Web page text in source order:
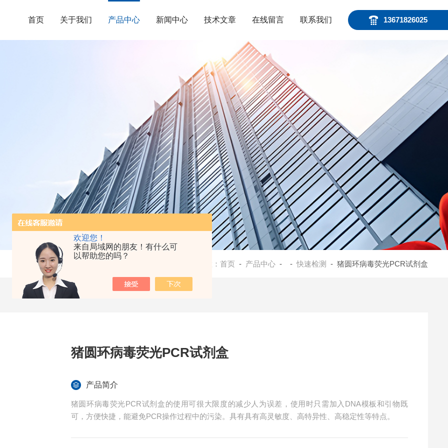
欢迎您！
来自局域网的朋友！有什么可
以帮助您的吗？
13671826025
首页 关于我们 产品中心 新闻中心 技术文章 在线留言 联系我们
当前位置： 首页 - 产品中心- - 快速检测 - 猪圆环病毒荧光PCR试剂盒
猪圆环病毒荧光PCR试剂盒
产品简介
猪圆环病毒荧光PCR试剂盒的使用可很大限度的减少人为误差，使用时只需加入DNA模板和引物既
可，方便快捷，能避免PCR操作过程中的污染。具有具有高灵敏度、高特异性、高稳定性等特点。